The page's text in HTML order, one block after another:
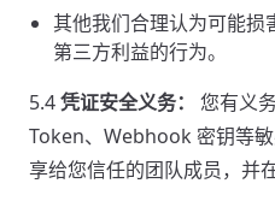
其他我们合理认为可能损
第三方利益的行为。
5.4凭证安全义务：
您有义
Token、Webhook 密钥等
享给您信任的团队成员，并